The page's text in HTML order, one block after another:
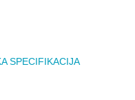
SPECIFIKACIJA